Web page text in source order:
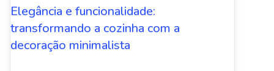
Elegância e funcionalidade:
transformando a cozinha com a
decoração minimalista